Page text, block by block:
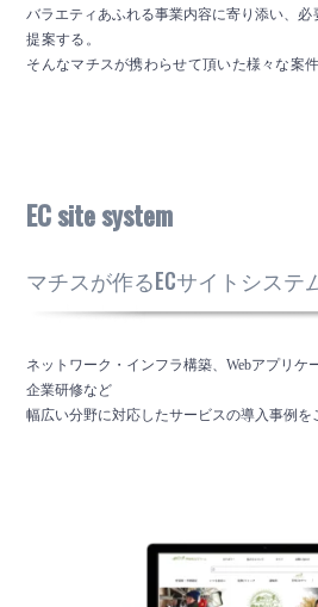
バラエティあふれる事業内容に寄り添い、 必
提案する。
そんなマチスが携わらせて頂いた様々な案
EC site system
マチスが作るECサイトシステ
ネットワーク・インフラ構築、Webアプリケ
企業研修など
幅広い分野に対応したサービスの導入事例を